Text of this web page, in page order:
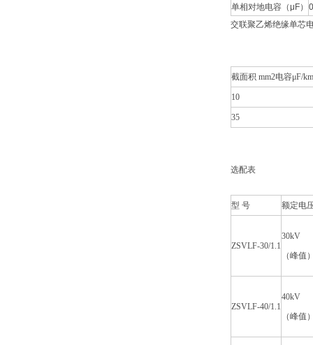
单相对地电容（μF）
交联聚乙烯绝缘单芯
截面积 mm2电容μF/
10
35
选配表
型 号 额定电
ZSVLF-30/1.1
30kV
（峰值
ZSVLF-40/1.1
40kV
（峰值